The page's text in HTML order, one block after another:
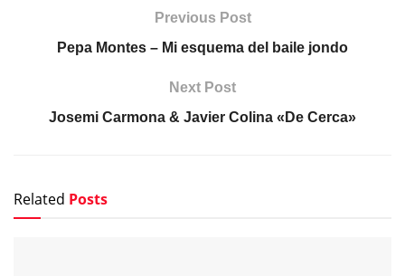
Previous Post
Pepa Montes – Mi esquema del baile jondo
Next Post
Josemi Carmona & Javier Colina «De Cerca»
Related Posts